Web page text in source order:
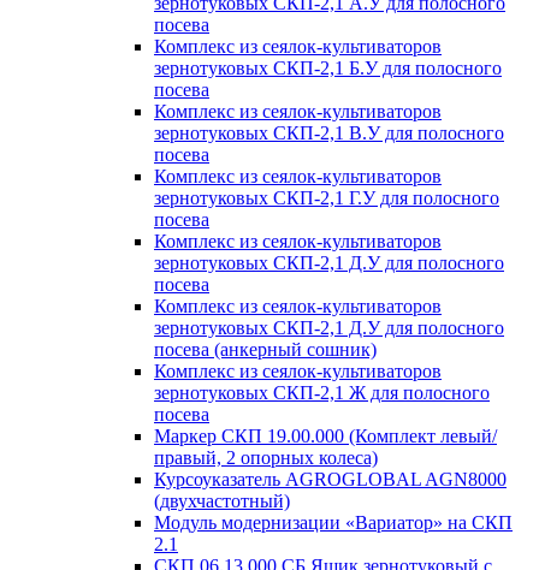
посева
Комплекс из сеялок-культиваторов
зернотуковых СКП-2,1 Б.У для полосного
посева
Комплекс из сеялок-культиваторов
зернотуковых СКП-2,1 В.У для полосного
посева
Комплекс из сеялок-культиваторов
зернотуковых СКП-2,1 Г.У для полосного
посева
Комплекс из сеялок-культиваторов
зернотуковых СКП-2,1 Д.У для полосного
посева
Комплекс из сеялок-культиваторов
зернотуковых СКП-2,1 Д.У для полосного
посева (анкерный сошник)
Комплекс из сеялок-культиваторов
зернотуковых СКП-2,1 Ж для полосного
посева
Маркер СКП 19.00.000 (Комплект левый/
правый, 2 опорных колеса)
Курсоуказатель AGROGLOBAL AGN8000
(двухчастотный)
Модуль модернизации «Вариатор» на СКП
2.1
СКП 06.13.000 СБ Ящик зернотуковый с